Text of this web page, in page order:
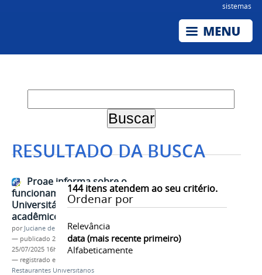
sistemas
RESULTADO DA BUSCA
144itens atendem ao seu critério.
Ordenar por
Relevância
data (mais recente primeiro)
Alfabeticamente
Proae informa sobre o
funcionamento dos Restaurantes
Universitários durante o recesso
acadêmico
por Juciane de Jesus Aleixo
— publicado 25/07/2025 —última modificação
25/07/2025 16h48
— registrado em:
Restaurantes Universitários